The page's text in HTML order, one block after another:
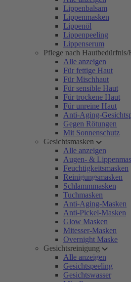
Lippenbalsam
Lippenmasken
Lippenöl
Lippenpeeling
Lippenserum
Pflege nach
Alle anzeigen
Für fettige Haut
Für Mischhaut
Für sensible Haut
Für trockene Haut
Für unreine Haut
Anti-Aging-
Gegen Rötungen
Mit Sonnenschutz
Gesichtsmasken
Alle anzeigen
Augen- &
Feuchtigkeitsmasken
Reinigungsmasken
Schlammmasken
Tuchmasken
Anti-Aging-Masken
Anti-Pickel-Masken
Glow Masken
Mitesser-Masken
Overnight Maske
Gesichtsreinigung
Alle anzeigen
Gesichtspeeling
Gesichtswasser